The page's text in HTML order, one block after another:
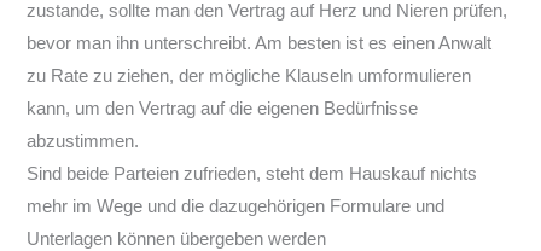
zustande, sollte man den Vertrag auf Herz und Nieren prüfen,
bevor man ihn unterschreibt. Am besten ist es einen Anwalt
zu Rate zu ziehen, der mögliche Klauseln umformulieren
kann, um den Vertrag auf die eigenen Bedürfnisse
abzustimmen.
Sind beide Parteien zufrieden, steht dem Hauskauf nichts
mehr im Wege und die dazugehörigen Formulare und
Unterlagen können übergeben werden